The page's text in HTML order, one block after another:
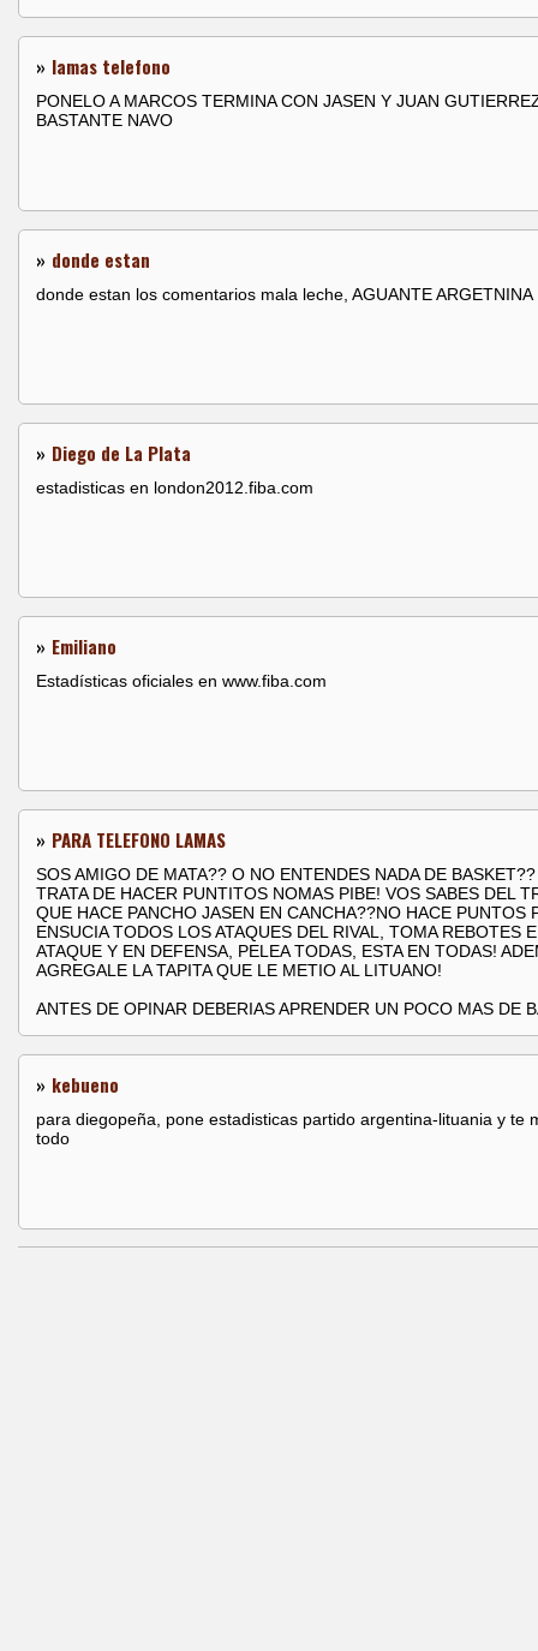
» lamas telefono
PONELO A MARCOS TERMINA CON JASEN Y JUAN
BASTANTE NAVO
» donde estan
donde estan los comentarios mala leche, AGUANTE ARGETNINA
» Diego de La Plata
estadisticas en london2012.fiba.com
» Emiliano
Estadísticas oficiales en www.fiba.com
» PARA TELEFONO LAMAS
SOS AMIGO DE MATA?? O NO ENTENDES NADA DE
TRATA DE HACER PUNTITOS NOMAS PIBE! VOS SABES DEL
QUE HACE PANCHO JASEN EN CANCHA??NO HACE PUNTOS
ENSUCIA TODOS LOS ATAQUES DEL RIVAL, TOMA REBOTES
ATAQUE Y EN DEFENSA, PELEA TODAS, ESTA EN TODAS!
AGREGALE LA TAPITA QUE LE METIO AL LITUANO!
ANTES DE OPINAR DEBERIAS APRENDER UN POCO MAS DE
» kebueno
para diegopeña, pone estadisticas partido argentina-lituania y te
todo